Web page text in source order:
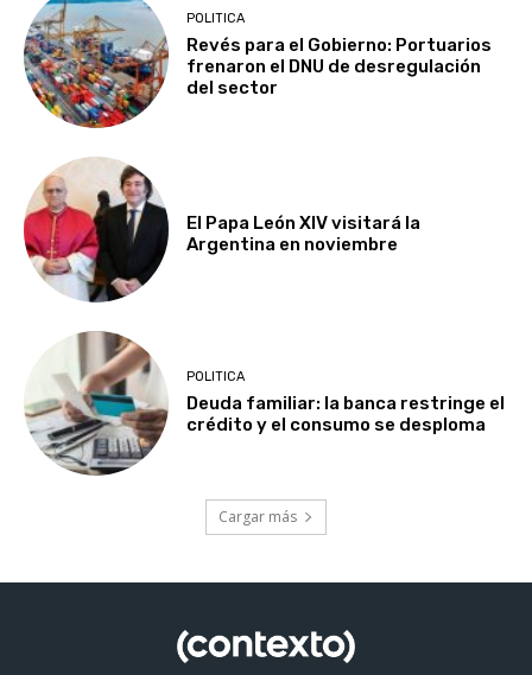
POLITICA
Revés para el Gobierno: Portuarios
frenaron el DNU de desregulación
del sector
El Papa León XIV visitará la
Argentina en noviembre
POLITICA
Deuda familiar: la banca restringe el
crédito y el consumo se desploma
Cargar más